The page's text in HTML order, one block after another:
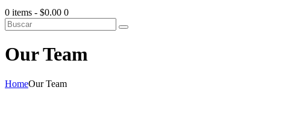
0 items - $0.00 0
Our Team
HomeOur Team